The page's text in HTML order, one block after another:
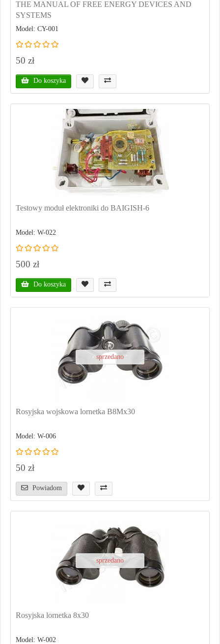
THE MANUAL OF FREE ENERGY DEVICES AND
SYSTEMS
Model: CY-001
50 zł
Do koszyka
Testowy moduł elektroniki do BAIGISH-6
Model: W-022
500 zł
Do koszyka
sprzedano
Rosyjska wojskowa lornetka B8Mx30
Model: W-006
50 zł
Powiadom
sprzedano
Rosyjska lornetka 8x30
Model: W-002